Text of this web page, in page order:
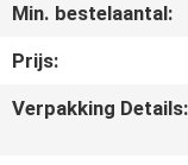
NEEM
Min. bestelaantal:
Prijs:
Verpakking Details: